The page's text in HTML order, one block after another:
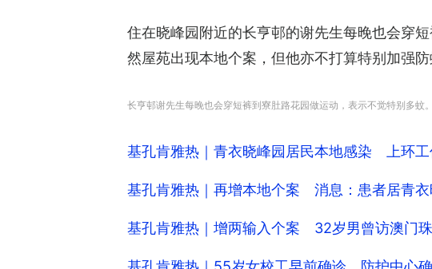
住在晓峰园附近的长亨邨的谢先生每晚也会穿
然屋苑出现本地个案，但他亦不打算特别加强防
长亨邨谢先生每晚也会穿短裤到寮肚路花园做运动，表示不觉特别多蚊。
基孔肯雅热｜青衣晓峰园居民本地感染 上环
基孔肯雅热｜再增本地个案 消息：患者居青衣
基孔肯雅热｜增两输入个案 32岁男曾访澳门